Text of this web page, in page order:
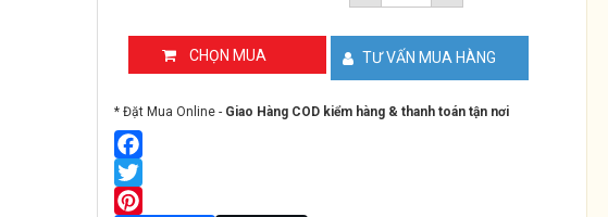
PT
DAHUA
DH-
IPC-
S-
CHỌN MUA TƯ VẤN MUA HÀNG
* Đặt Mua Online - Giao Hàng COD kiểm hàng & thanh toán tận nơi
Facebook
Twitter